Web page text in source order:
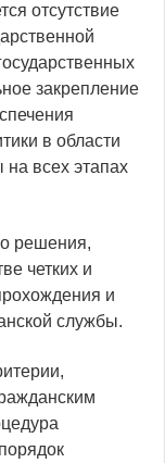
отсутствие
закрепление
в области
на всех этапах
решения,
четких и
и
службы.